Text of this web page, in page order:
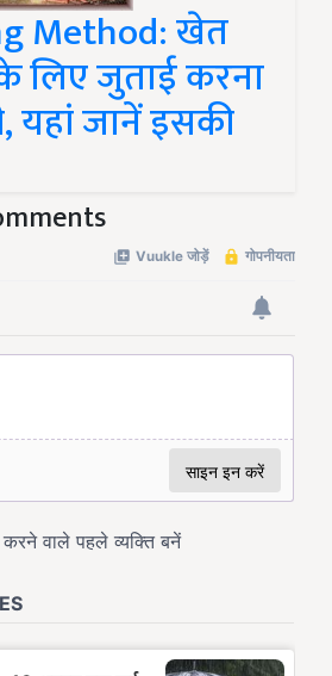
Method: खेत
लिए जुताई करना
यहां जानें इसकी